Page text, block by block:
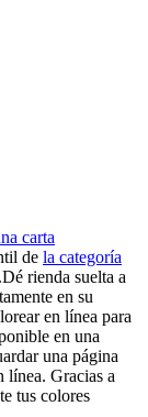
carta
de la categoría
.Dé rienda suelta a
en su
en línea para
en una
una página
línea. Gracias a
tus colores